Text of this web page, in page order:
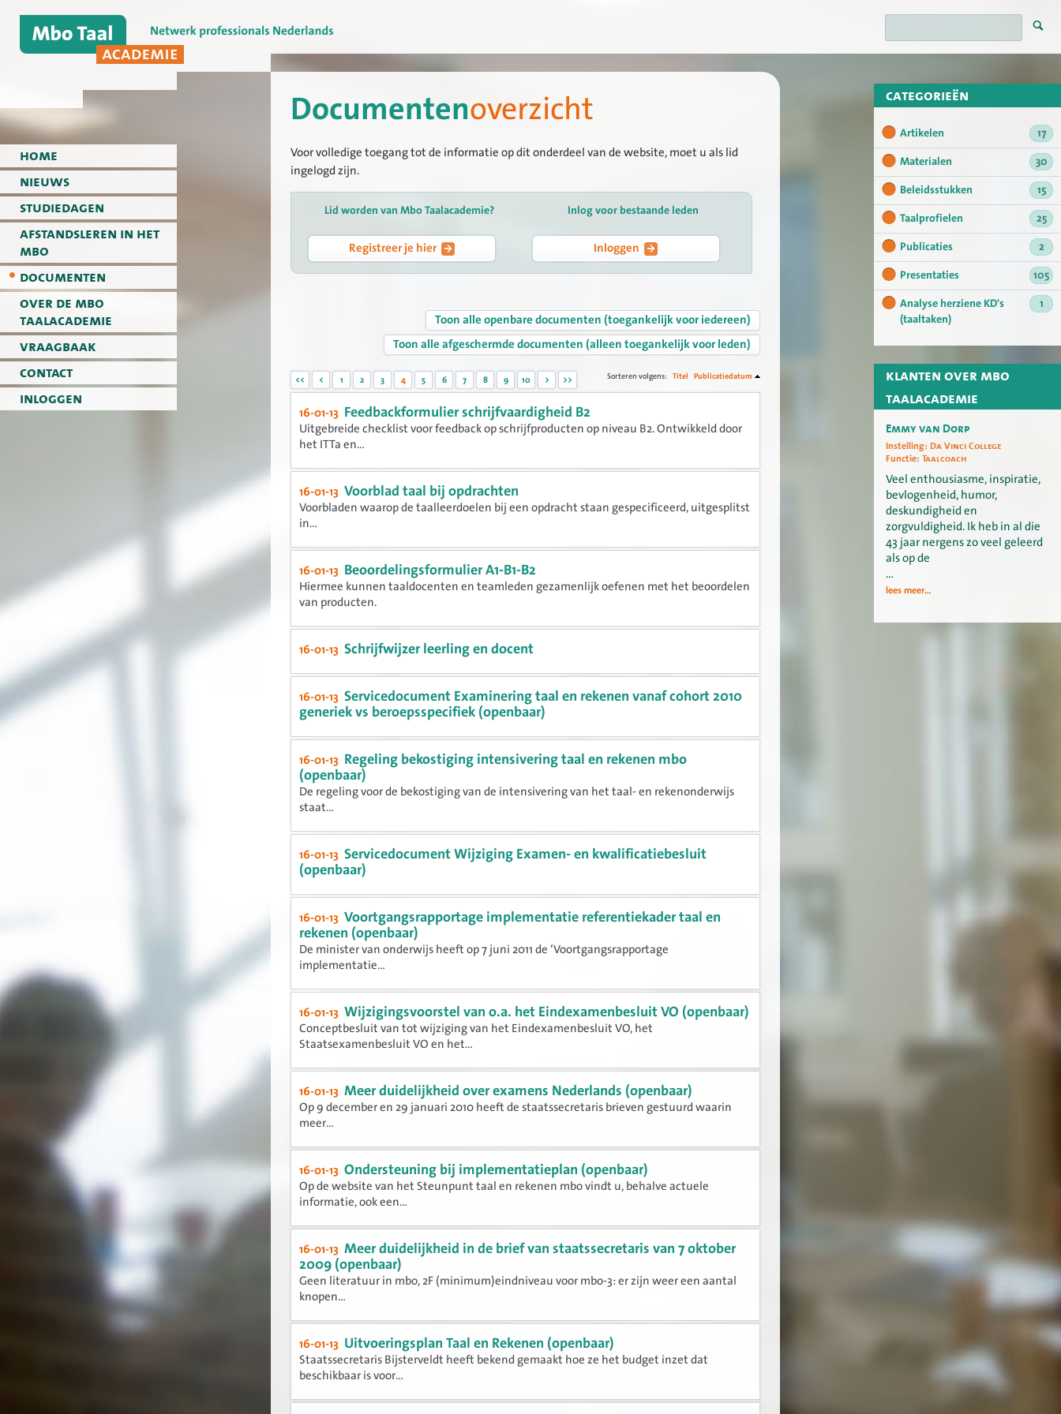
home
nieuws
studiedagen
afstandsleren in het
mbo
documenten
over de mbo
taalacademie
vraagbaak
contact
inloggen
categorieën
Artikelen
17
Materialen
30
Beleidsstukken
15
Taalprofielen
25
Publicaties
2
Presentaties
105
Analyse herziene KD's
(taaltaken)
1
klanten over mbo
taalacademie
Emmy van Dorp
Instelling: Da Vinci College
Functie: Taalcoach
Veel enthousiasme, inspiratie,
bevlogenheid, humor,
deskundigheid en
zorgvuldigheid. Ik heb in al die
43 jaar nergens zo veel geleerd
als op de
…
lees meer...
Documentenoverzicht
Voor volledige toegang tot de informatie op dit onderdeel van de website, moet u als lid
ingelogd zijn.
Lid worden van Mbo Taalacademie?
Registreer je hier
Inlog voor bestaande leden
Inloggen
Toon alle openbare documenten (toegankelijk voor iedereen)
Toon alle afgeschermde documenten (alleen toegankelijk voor leden)
<< < 1 2 3 4 5 6 7 8 9 10 > >> Sorteren volgens: Titel Publicatiedatum
16-01-13 Feedbackformulier schrijfvaardigheid B2
Uitgebreide checklist voor feedback op schrijfproducten op niveau B2. Ontwikkeld door
het ITTa en...
16-01-13 Voorblad taal bij opdrachten
Voorbladen waarop de taalleerdoelen bij een opdracht staan gespecificeerd, uitgesplitst
in...
16-01-13 Beoordelingsformulier A1-B1-B2
Hiermee kunnen taaldocenten en teamleden gezamenlijk oefenen met het beoordelen
van producten.
16-01-13 Schrijfwijzer leerling en docent
16-01-13 Servicedocument Examinering taal en rekenen vanaf cohort 2010
generiek vs beroepsspecifiek (openbaar)
16-01-13 Regeling bekostiging intensivering taal en rekenen mbo
(openbaar)
De regeling voor de bekostiging van de intensivering van het taal- en rekenonderwijs
staat...
16-01-13 Servicedocument Wijziging Examen- en kwalificatiebesluit
(openbaar)
16-01-13 Voortgangsrapportage implementatie referentiekader taal en
rekenen (openbaar)
De minister van onderwijs heeft op 7 juni 2011 de ‘Voortgangsrapportage
implementatie...
16-01-13 Wijzigingsvoorstel van o.a. het Eindexamenbesluit VO (openbaar)
Conceptbesluit van tot wijziging van het Eindexamenbesluit VO, het
Staatsexamenbesluit VO en het...
16-01-13 Meer duidelijkheid over examens Nederlands (openbaar)
Op 9 december en 29 januari 2010 heeft de staatssecretaris brieven gestuurd waarin
meer...
16-01-13 Ondersteuning bij implementatieplan (openbaar)
Op de website van het Steunpunt taal en rekenen mbo vindt u, behalve actuele
informatie, ook een...
16-01-13 Meer duidelijkheid in de brief van staatssecretaris van 7 oktober
2009 (openbaar)
Geen literatuur in mbo, 2F (minimum)eindniveau voor mbo-3: er zijn weer een aantal
knopen...
16-01-13 Uitvoeringsplan Taal en Rekenen (openbaar)
Staatssecretaris Bijsterveldt heeft bekend gemaakt hoe ze het budget inzet dat
beschikbaar is voor...